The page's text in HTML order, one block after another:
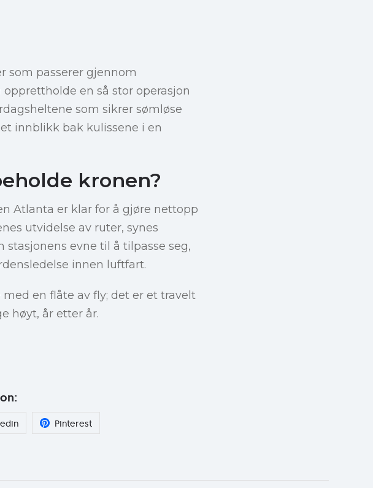
som passerer gjennom
en så stor operasjon
som sikrer sømløse
innblikk bak kulissene i en
kronen?
Atlanta er klar for å gjøre nettopp
utvidelse av ruter, synes
evne til å tilpasse seg,
innen luftfart.
en flåte av fly; det er et travelt
høyt, år etter år.
Pinterest